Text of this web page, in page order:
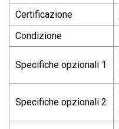
Certificazione
Condizione
Specifiche opzionali 1
Specifiche opzionali 2